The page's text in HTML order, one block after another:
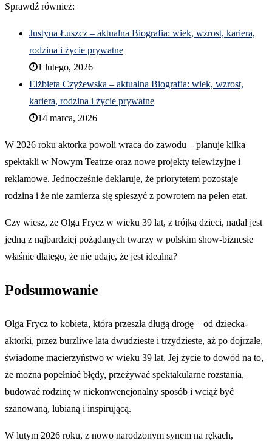
Sprawdź również:
Justyna Łuszcz – aktualna Biografia: wiek, wzrost, kariera,
rodzina i życie prywatne
1 lutego, 2026
Elżbieta Czyżewska – aktualna Biografia: wiek, wzrost,
kariera, rodzina i życie prywatne
14 marca, 2026
W 2026 roku aktorka powoli wraca do zawodu – planuje kilka
spektakli w Nowym Teatrze oraz nowe projekty telewizyjne i
reklamowe. Jednocześnie deklaruje, że priorytetem pozostaje
rodzina i że nie zamierza się spieszyć z powrotem na pełen etat.
Czy wiesz, że Olga Frycz w wieku 39 lat, z trójką dzieci, nadal jest
jedną z najbardziej pożądanych twarzy w polskim show-biznesie
właśnie dlatego, że nie udaje, że jest idealna?
Podsumowanie
Olga Frycz to kobieta, która przeszła długą drogę – od dziecka-
aktorki, przez burzliwe lata dwudzieste i trzydzieste, aż po dojrzałe,
świadome macierzyństwo w wieku 39 lat. Jej życie to dowód na to,
że można popełniać błędy, przeżywać spektakularne rozstania,
budować rodzinę w niekonwencjonalny sposób i wciąż być
szanowaną, lubianą i inspirującą.
W lutym 2026 roku, z nowo narodzonym synem na rękach,